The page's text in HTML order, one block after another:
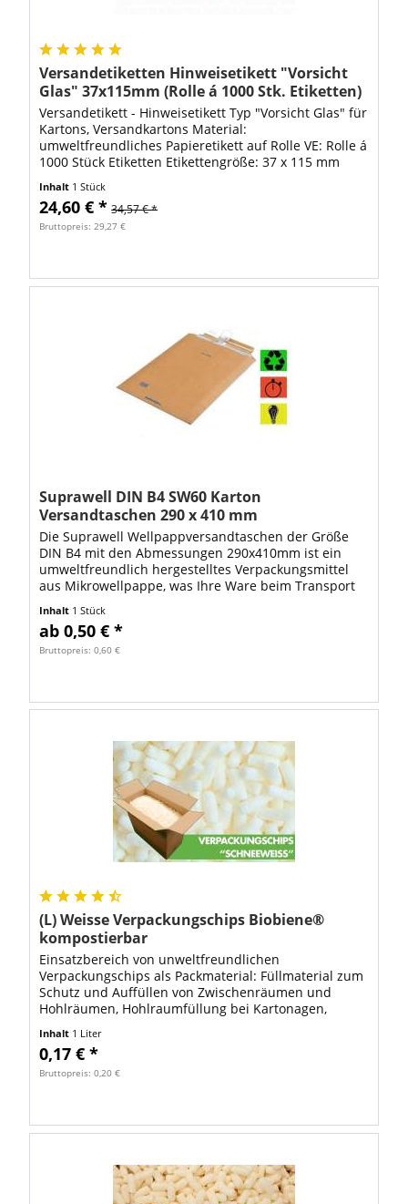
Versandetiketten Hinweisetikett "Vorsicht
Glas" 37x115mm (Rolle á 1000 Stk. Etiketten)
Versandetikett - Hinweisetikett Typ "Vorsicht Glas" für
Kartons, Versandkartons Material:
umweltfreundliches Papieretikett auf Rolle VE: Rolle á
1000 Stück Etiketten Etikettengröße: 37 x 115 mm
Inhalt 1 Stück
24,60 € * 34,57 € *
Bruttopreis: 29,27 €
Suprawell DIN B4 SW60 Karton
Versandtaschen 290 x 410 mm
Die Suprawell Wellpappversandtaschen der Größe
DIN B4 mit den Abmessungen 290x410mm ist ein
umweltfreundlich hergestelltes Verpackungsmittel
aus Mikrowellpappe, was Ihre Ware beim Transport
Inhalt 1 Stück
ab 0,50 € *
Bruttopreis: 0,60 €
(L) Weisse Verpackungschips Biobiene®
kompostierbar
Einsatzbereich von unweltfreundlichen
Verpackungschips als Packmaterial: Füllmaterial zum
Schutz und Auffüllen von Zwischenräumen und
Hohlräumen, Hohlraumfüllung bei Kartonagen,
Gütern. FSP...
Inhalt 1 Liter
0,17 € *
Bruttopreis: 0,20 €